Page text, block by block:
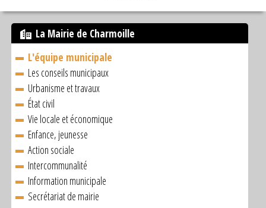
La Mairie de Charmoille
L'équipe municipale
Les conseils municipaux
Urbanisme et travaux
État civil
Vie locale et économique
Enfance, jeunesse
Action sociale
Intercommunalité
Information municipale
Secrétariat de mairie